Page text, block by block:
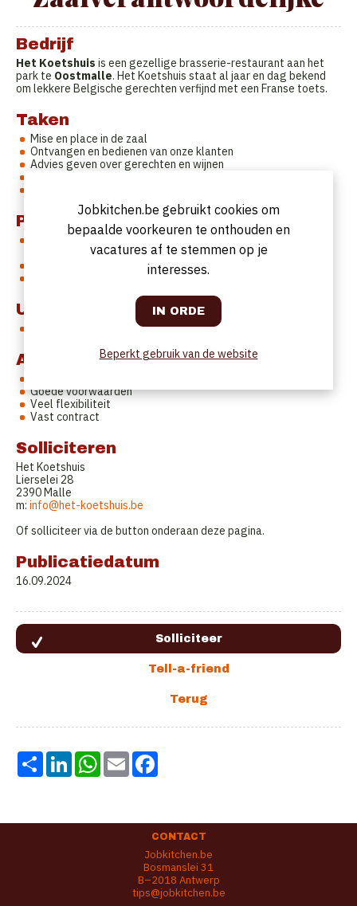
Bedrijf
Het Koetshuis is een gezellige brasserie-restaurant aan het
park te Oostmalle. Het Koetshuis staat al jaar en dag bekend
om lekkere Belgische gerechten verfijnd met een Franse toets.
Taken
Mise en place in de zaal
Ontvangen en bedienen van onze klanten
Advies geven over gerechten en wijnen
Profiel
Enthousiast persoon met de nodige ervaring in een
vergelijkbare functie
Communicatief en gastrvij
Hands on mentaliteit en gedreven
Uurrooster
Donderdag en vrijdag zijn vaste vrije dagen
Aanbod
Goede voorwaarden
Veel flexibiliteit
Vast contract
Solliciteren
Het Koetshuis
Lierselei 28
2390 Malle
m: info@het-koetshuis.be
Of solliciteer via de button onderaan deze pagina.
Publicatiedatum
16.09.2024
Share LinkedInWhatsApp
Email
CONTACT
Jobkitchen.be
Bosmanslei 31
B–2018 Antwerp
tips@jobkitchen.be
Jobkitchen.be gebruikt cookies om
bepaalde voorkeuren te onthouden en
vacatures af te stemmen op je
interesses.
Beperkt gebruik van de website